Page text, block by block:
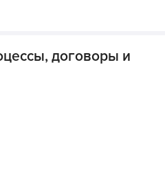
договоры и